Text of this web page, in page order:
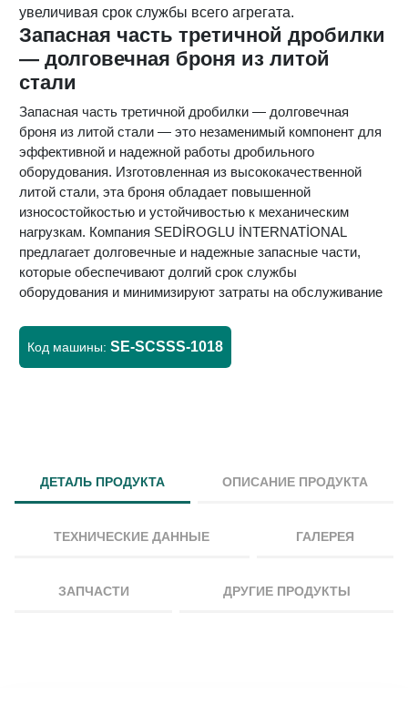
увеличивая срок службы всего агрегата.
Запасная часть третичной дробилки
— долговечная броня из литой
стали
Запасная часть третичной дробилки — долговечная
броня из литой стали — это незаменимый компонент для
эффективной и надежной работы дробильного
оборудования. Изготовленная из высококачественной
литой стали, эта броня обладает повышенной
износостойкостью и устойчивостью к механическим
нагрузкам. Компания SEDİROGLU İNTERNATİONAL
предлагает долговечные и надежные запасные части,
которые обеспечивают долгий срок службы
оборудования и минимизируют затраты на обслуживание
Код машины: SE-SCSSS-1018
ДЕТАЛЬ ПРОДУКТА ОПИСАНИЕ ПРОДУКТА
ТЕХНИЧЕСКИЕ ДАННЫЕ ГАЛЕРЕЯ
ЗАПЧАСТИ ДРУГИЕ ПРОДУКТЫ